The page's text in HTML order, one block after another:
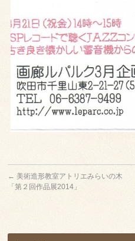
← 美術造形教室アトリエみらいの木
「第２回作品展2014」